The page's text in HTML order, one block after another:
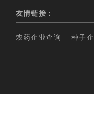
友情链接：
农药企业查询 种子